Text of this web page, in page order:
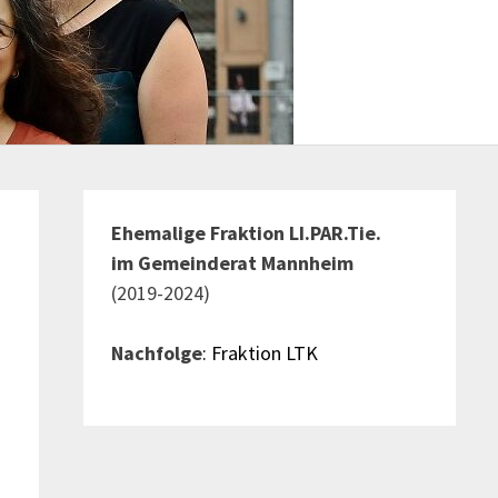
Ehemalige Fraktion LI.PAR.Tie.
im Gemeinderat Mannheim
(2019-2024)
Nachfolge: Fraktion LTK